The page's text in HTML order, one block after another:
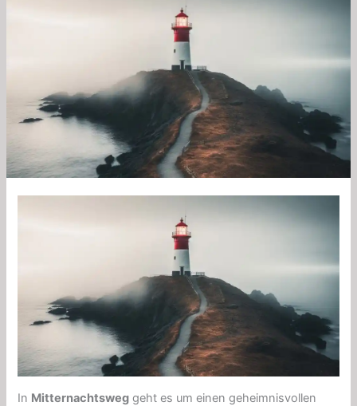
In Mitternachtsweg geht es um einen geheimnisvollen